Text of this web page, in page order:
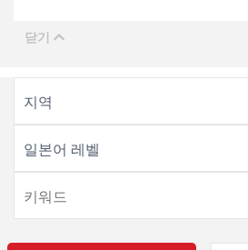
지역
일본어 레벨